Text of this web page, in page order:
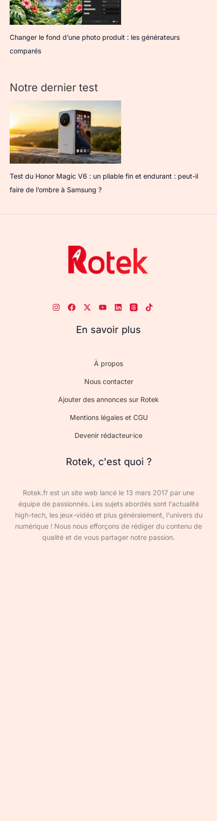
Changer le fond d’une photo produit : les générateurs
comparés
Notre dernier test
Test du Honor Magic V6 : un pliable fin et endurant : peut-il
faire de l’ombre à Samsung ?
En savoir plus
À propos
Nous contacter
Ajouter des annonces sur Rotek
Mentions légales et CGU
Devenir rédacteur·ice
Rotek, c'est quoi ?
Rotek.fr est un site web lancé le 13 mars 2017 par une
équipe de passionnés. Les sujets abordés sont l'actualité
high-tech, les jeux-vidéo et plus généralement, l'univers du
numérique ! Nous nous efforçons de rédiger du contenu de
qualité et de vous partager notre passion.